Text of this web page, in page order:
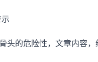
头的危险性，文章内容，